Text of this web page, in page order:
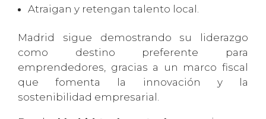
Atraigan y retengan talento local.
Madrid sigue demostrando su liderazgo
como destino preferente para
emprendedores, gracias a un marco fiscal
que fomenta la innovación y la
sostenibilidad empresarial.